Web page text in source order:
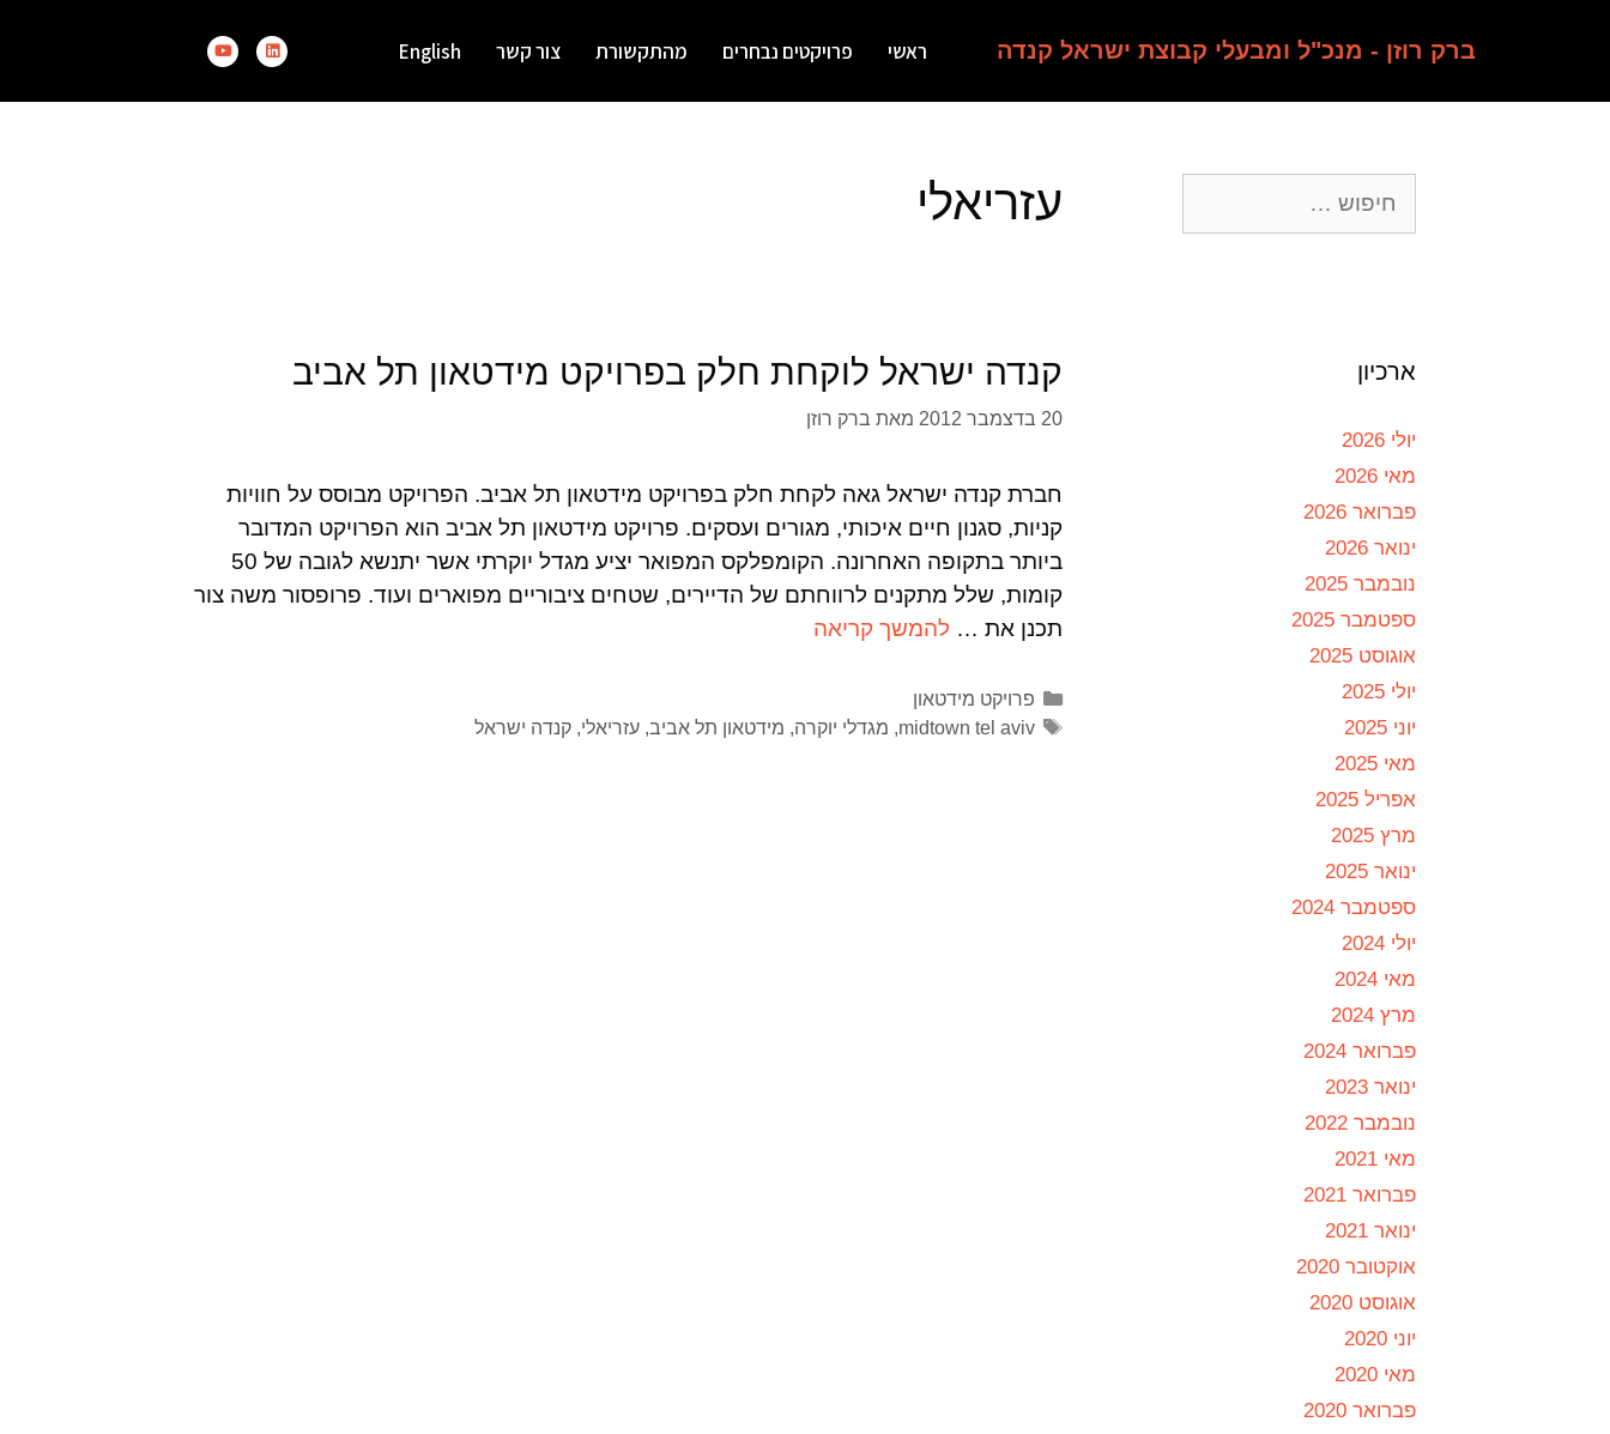
ברק רוזן - מנכ"ל ומבעלי קבוצת ישראל קנדה ראשי פרויקטים נבחרים מהתקשורת צור קשר English
עזריאלי
קנדה ישראל לוקחת חלק בפרויקט מידטאון תל אביב
20 בדצמבר 2012 מאת ברק רוזן
חברת קנדה ישראל גאה לקחת חלק בפרויקט מידטאון תל אביב. הפרויקט מבוסס על חוויות
קניות, סגנון חיים איכותי, מגורים ועסקים. פרויקט מידטאון תל אביב הוא הפרויקט המדובר
ביותר בתקופה האחרונה. הקומפלקס המפואר יציע מגדל יוקרתי אשר יתנשא לגובה של 50
קומות, שלל מתקנים לרווחתם של הדיירים, שטחים ציבוריים מפוארים ועוד. פרופסור משה צור
תכנן את … להמשך קריאה
פרויקט מידטאון
midtown tel aviv
, מגדלי יוקרה, מידטאון תל אביב, עזריאלי, קנדה ישראל
ארכיון
יולי 2026
מאי 2026
פברואר 2026
ינואר 2026
נובמבר 2025
ספטמבר 2025
אוגוסט 2025
יולי 2025
יוני 2025
מאי 2025
אפריל 2025
מרץ 2025
ינואר 2025
ספטמבר 2024
יולי 2024
מאי 2024
מרץ 2024
פברואר 2024
ינואר 2023
נובמבר 2022
מאי 2021
פברואר 2021
ינואר 2021
אוקטובר 2020
אוגוסט 2020
יוני 2020
מאי 2020
פברואר 2020